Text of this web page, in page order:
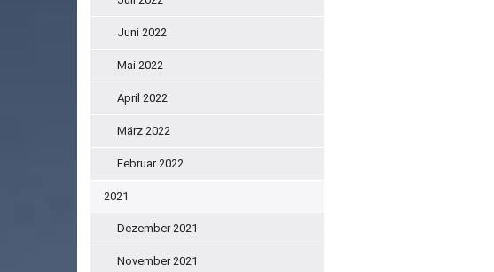
Juni 2022
Mai 2022
April 2022
März 2022
Februar 2022
2021
Dezember 2021
November 2021